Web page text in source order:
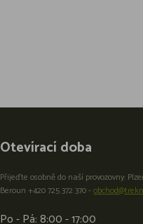
Otevírací doba
Přijeďte osobně do naší provozovny:
Beroun +420 725 372 370 -
Po - Pá: 8:00 - 17:00